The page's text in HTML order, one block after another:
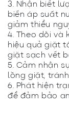
3. Nhận biết
biến áp suất
giảm thiểu
4. Theo dõi và
hiệu quả giặt
giặt sạch vết
5. Cảm nhận
lồng giặt,
6. Phát hiện
để đảm bảo